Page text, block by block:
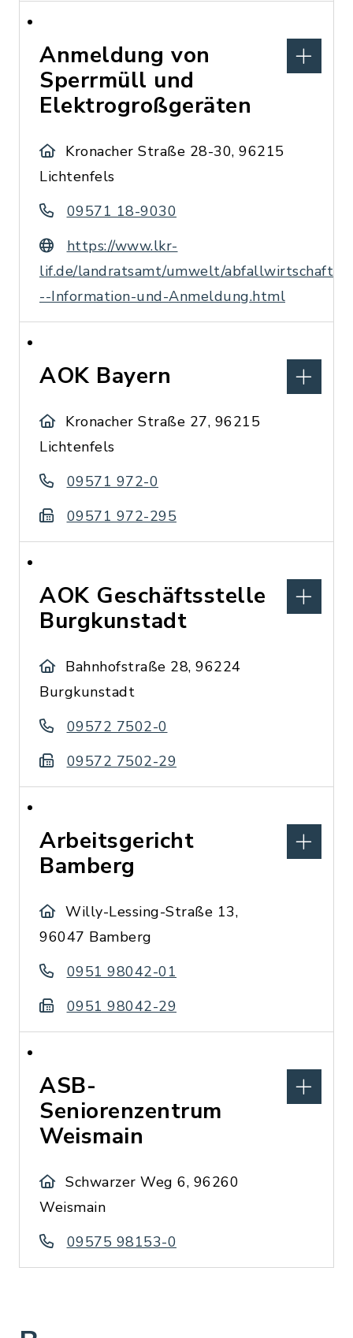
Anmeldung von
Sperrmüll und
Elektrogroßgeräten
Kronacher Straße 28-30, 96215
Lichtenfels
09571 18-9030
https://www.lkr-
lif.de/landratsamt/umwelt/abfallwirtschaft/
--Information-und-Anmeldung.html
AOK Bayern
Kronacher Straße 27, 96215
Lichtenfels
09571 972-0
09571 972-295
AOK Geschäftsstelle
Burgkunstadt
Bahnhofstraße 28, 96224
Burgkunstadt
09572 7502-0
09572 7502-29
Arbeitsgericht
Bamberg
Willy-Lessing-Straße 13,
96047 Bamberg
0951 98042-01
0951 98042-29
ASB-
Seniorenzentrum
Weismain
Schwarzer Weg 6, 96260
Weismain
09575 98153-0